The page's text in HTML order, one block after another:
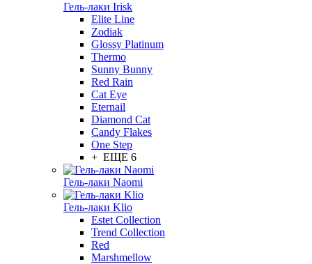
Гель-лаки Irisk
Elite Line
Zodiak
Glossy Platinum
Thermo
Sunny Bunny
Red Rain
Cat Eye
Eternail
Diamond Cat
Candy Flakes
One Step
+ ЕЩЕ 6
Гель-лаки Naomi
Гель-лаки Klio
Estet Collection
Trend Collection
Red
Marshmellow